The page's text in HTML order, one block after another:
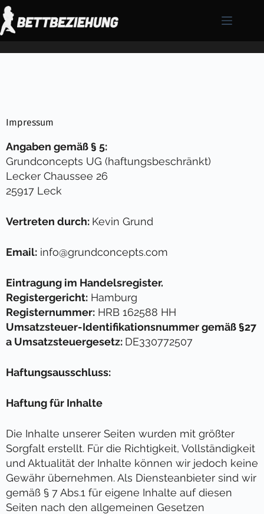
Impressum
Angaben gemäß § 5:
Grundconcepts UG (haftungsbeschränkt)
Lecker Chaussee 26
25917 Leck
Vertreten durch: Kevin Grund
Email: info@grundconcepts.com
Eintragung im Handelsregister.
Registergericht: Hamburg
Registernummer: HRB 162588 HH
Umsatzsteuer-Identifikationsnummer gemäß §27
a Umsatzsteuergesetz: DE330772507
Haftungsausschluss:
Haftung für Inhalte
Die Inhalte unserer Seiten wurden mit größter
Sorgfalt erstellt. Für die Richtigkeit, Vollständigkeit
und Aktualität der Inhalte können wir jedoch keine
Gewähr übernehmen. Als Diensteanbieter sind wir
gemäß § 7 Abs.1 für eigene Inhalte auf diesen
Seiten nach den allgemeinen Gesetzen